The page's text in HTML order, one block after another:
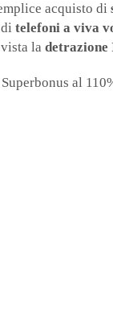
acquisto di
telefoni a viva
la detrazione
al